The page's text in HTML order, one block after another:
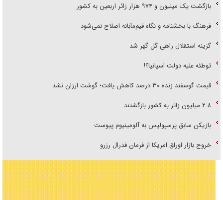
بازگشت یک میلیون و ۹۷۴ هزار زائر اربعین به کشور
فرهنگ با بخشنامه و نگاه قیم‌مآبانه اصلاح نمی‌شود
گزینه استقلال راهی گل گهر شد
توطئه علیه دولت اسپانیا؟!
قیمت گوسفند زنده ۳۰ درصد کاهش یافت؛ گوشت ارزان نشد
۲.۸ میلیون زائر به کشور بازگشتند
بازیکن سابق پرسپولیس به آلومینیوم پیوست
خروج بازار اوراق امریکا از فرمان فدرال رزرو